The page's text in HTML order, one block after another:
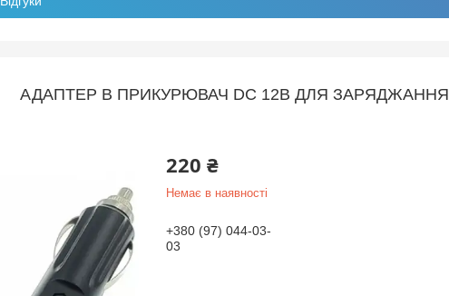
АДАПТЕР В ПРИКУРЮВАЧ DC 12В ДЛЯ ЗАРЯДЖАННЯ
220 ₴
Немає в наявності
+380 (97) 044-03-
03